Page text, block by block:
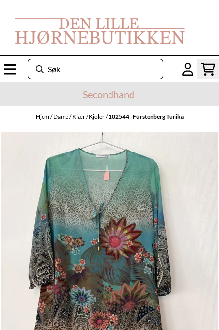
Secondhand
Hjem/Dame/Klær/Kjoler/102544 - Fürstenberg Tunika